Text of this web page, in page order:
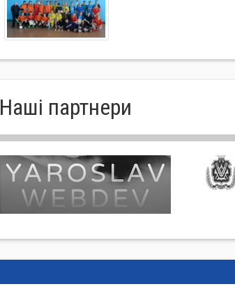
Нашi партнери